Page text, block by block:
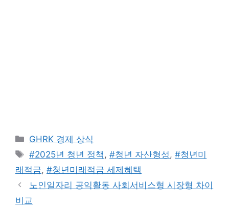
카
테
리
GHRK 경제 상식
태
그
#2025년 청년 정책 ,#청년 자산형성 ,#청년미
래적금, #청년미래적금 세제혜택
노인일자리 공익활동 사회서비스형 시장형 차이
비교